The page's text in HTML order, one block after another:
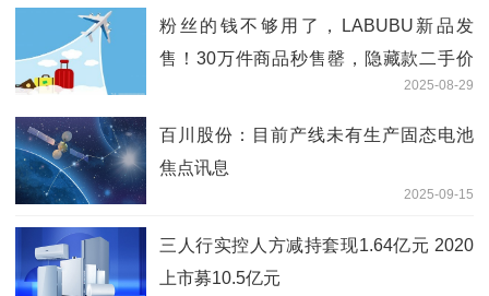
粉丝的钱不够用了，LABUBU新品发
售！30万件商品秒售罄，隐藏款二手价
2025-08-29
百川股份：目前产线未有生产固态电池
焦点讯息
2025-09-15
三人行实控人方减持套现1.64亿元 2020
上市募10.5亿元